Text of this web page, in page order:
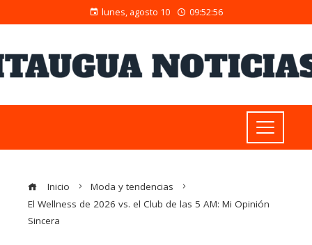
lunes, agosto 10 09:52:57
Inicio
Moda y tendencias
El Wellness de 2026 vs. el Club de las 5 AM: Mi Opinión
Sincera